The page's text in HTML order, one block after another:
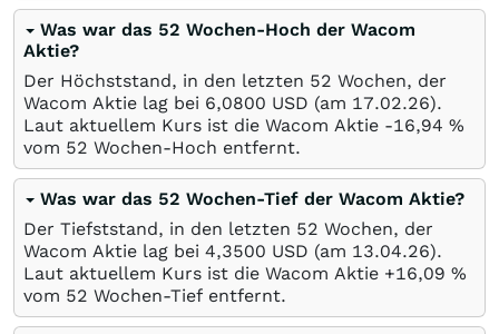
Was war das 52 Wochen-Hoch der Wacom
Aktie?
Der Höchststand, in den letzten 52 Wochen, der
Wacom Aktie lag bei 6,0800 USD (am 17.02.26).
Laut aktuellem Kurs ist die Wacom Aktie -16,94 %
vom 52 Wochen-Hoch entfernt.
Was war das 52 Wochen-Tief der Wacom Aktie?
Der Tiefststand, in den letzten 52 Wochen, der
Wacom Aktie lag bei 4,3500 USD (am 13.04.26).
Laut aktuellem Kurs ist die Wacom Aktie +16,09 %
vom 52 Wochen-Tief entfernt.